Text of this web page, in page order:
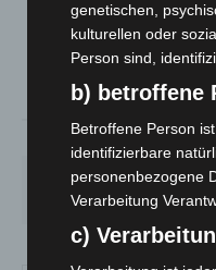
38%
DO.
25°
FR.
25°
genetischen,
kulturellen oder
Person sind,
b) betroffene
Betroffene Person
identifizierbare
personenbezogene
Verarbeitung
c)